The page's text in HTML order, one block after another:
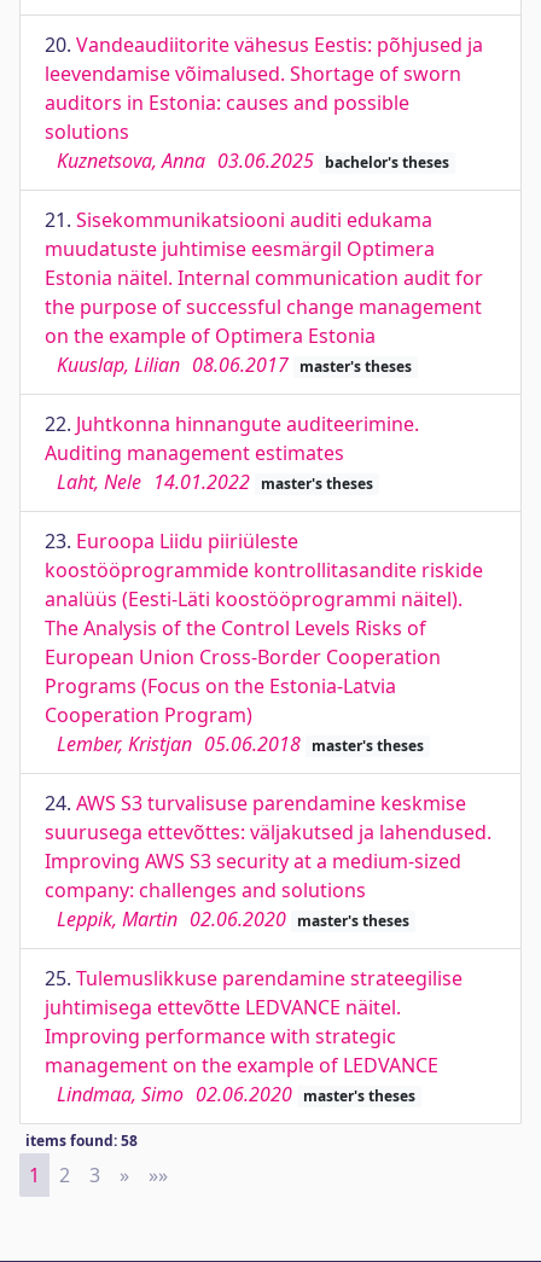
20. Vandeaudiitorite vähesus Eestis: põhjused ja
leevendamise võimalused. Shortage of sworn
auditors in Estonia: causes and possible
solutions
Kuznetsova, Anna 03.06.2025 bachelor's theses
21. Sisekommunikatsiooni auditi edukama
muudatuste juhtimise eesmärgil Optimera
Estonia näitel. Internal communication audit for
the purpose of successful change management
on the example of Optimera Estonia
Kuuslap, Lilian 08.06.2017 master's theses
22. Juhtkonna hinnangute auditeerimine.
Auditing management estimates
Laht, Nele 14.01.2022 master's theses
23. Euroopa Liidu piiriüleste
koostööprogrammide kontrollitasandite riskide
analüüs (Eesti-Läti koostööprogrammi näitel).
The Analysis of the Control Levels Risks of
European Union Cross-Border Cooperation
Programs (Focus on the Estonia-Latvia
Cooperation Program)
Lember, Kristjan 05.06.2018 master's theses
24. AWS S3 turvalisuse parendamine keskmise
suurusega ettevõttes: väljakutsed ja lahendused.
Improving AWS S3 security at a medium-sized
company: challenges and solutions
Leppik, Martin 02.06.2020 master's theses
25. Tulemuslikkuse parendamine strateegilise
juhtimisega ettevõtte LEDVANCE näitel.
Improving performance with strategic
management on the example of LEDVANCE
Lindmaa, Simo 02.06.2020 master's theses
items found: 58
1 2 3 » Next
»»